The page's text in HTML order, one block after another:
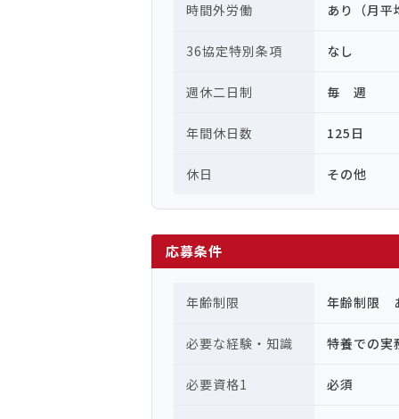
時間外労働 あり（月
36協定特別条項 なし
週休二日制 毎 週
年間休日数 125日
休日 その他
応募条件
年齢制限 年齢制限
必要な経験・知識 特養での実
必要資格1 必須